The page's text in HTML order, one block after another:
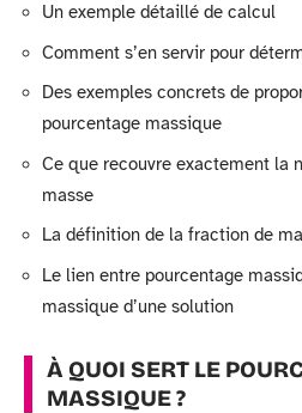
Un exemple détaillé de calcul
Comment s’en servir pour
Des exemples concrets de
pourcentage massique
Ce que recouvre exactement la
masse
La définition de la fraction de
Le lien entre pourcentage
massique d’une solution
À QUOI SERT LE
MASSIQUE ?